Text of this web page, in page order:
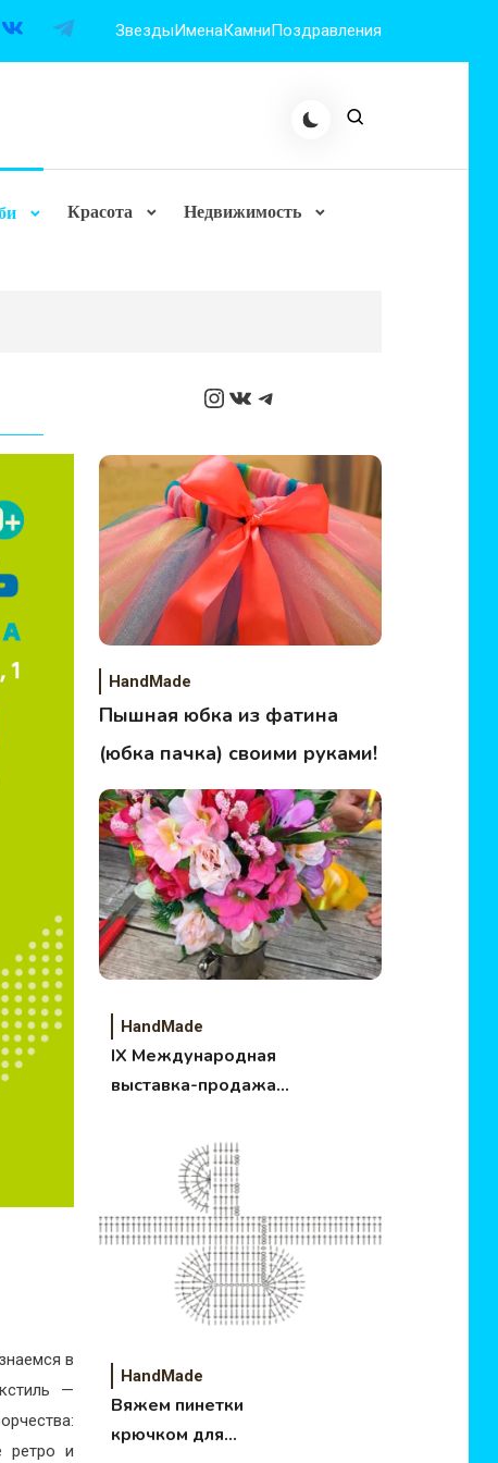
ЗвездыИменаКамниПоздравления
Красота Недвижимость
в
—
ретро и
Instagram
ВКонтакте
Telegram
HandMade
Пышная юбка из фатина
(юбка пачка) своими руками!
HandMade
IХ Международная
выставка-продажа
творчества»
HandMade
Вяжем пинетки
крючком для